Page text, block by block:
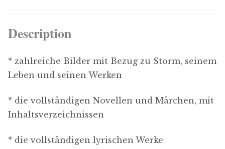
Description
* zahlreiche Bilder mit Bezug zu Storm, seinem
Leben und seinen Werken
* die vollständigen Novellen und Märchen, mit
Inhaltsverzeichnissen
* die vollständigen lyrischen Werke